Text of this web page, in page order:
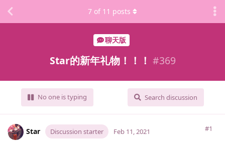
聊天版
Star的新年礼物！！！ #369
No one is typing Search discussion
7 of 11 posts
Star Discussion starter #1
Feb 11, 2021